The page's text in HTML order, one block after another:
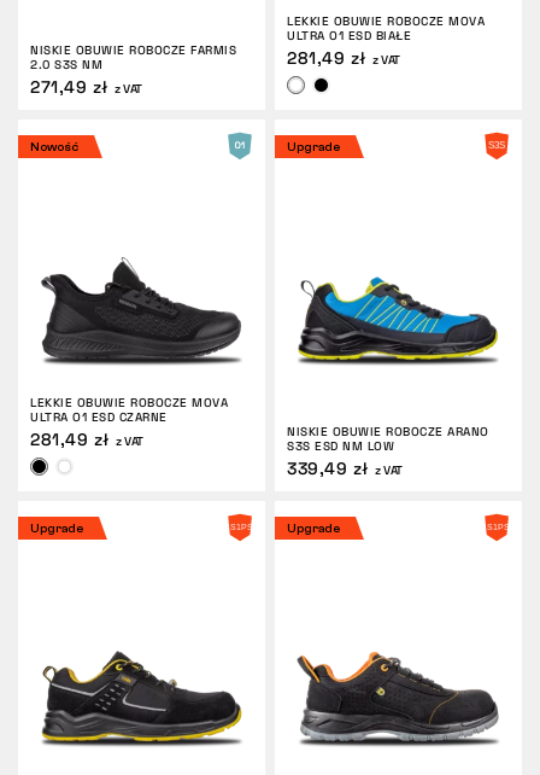
NISKIE OBUWIE ROBOCZE FARMIS
2.0 S3S NM
271,49 zł z VAT
LEKKIE OBUWIE ROBOCZE MOVA
ULTRA O1 ESD BIAŁE
281,49 zł z VAT
Nowość
LEKKIE OBUWIE ROBOCZE MOVA
ULTRA O1 ESD CZARNE
281,49 zł z VAT
Upgrade
NISKIE OBUWIE ROBOCZE ARANO
S3S ESD NM LOW
339,49 zł z VAT
Upgrade Upgrade